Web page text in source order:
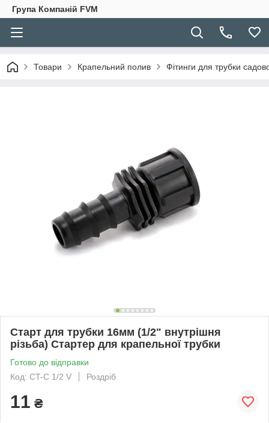
Група Компаній FVM
Товари Крапельний полив Фітинги для трубки
Старт для трубки 16мм (1/2" внутрішня
різьба) Стартер для крапельної трубки
Готово до відправки
Код: CT-C 1/2 V
Роздріб
11 ₴